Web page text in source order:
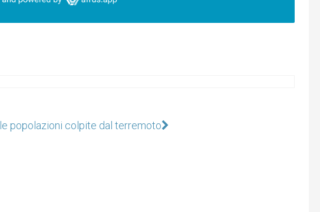
popolazioni colpite dal terremoto